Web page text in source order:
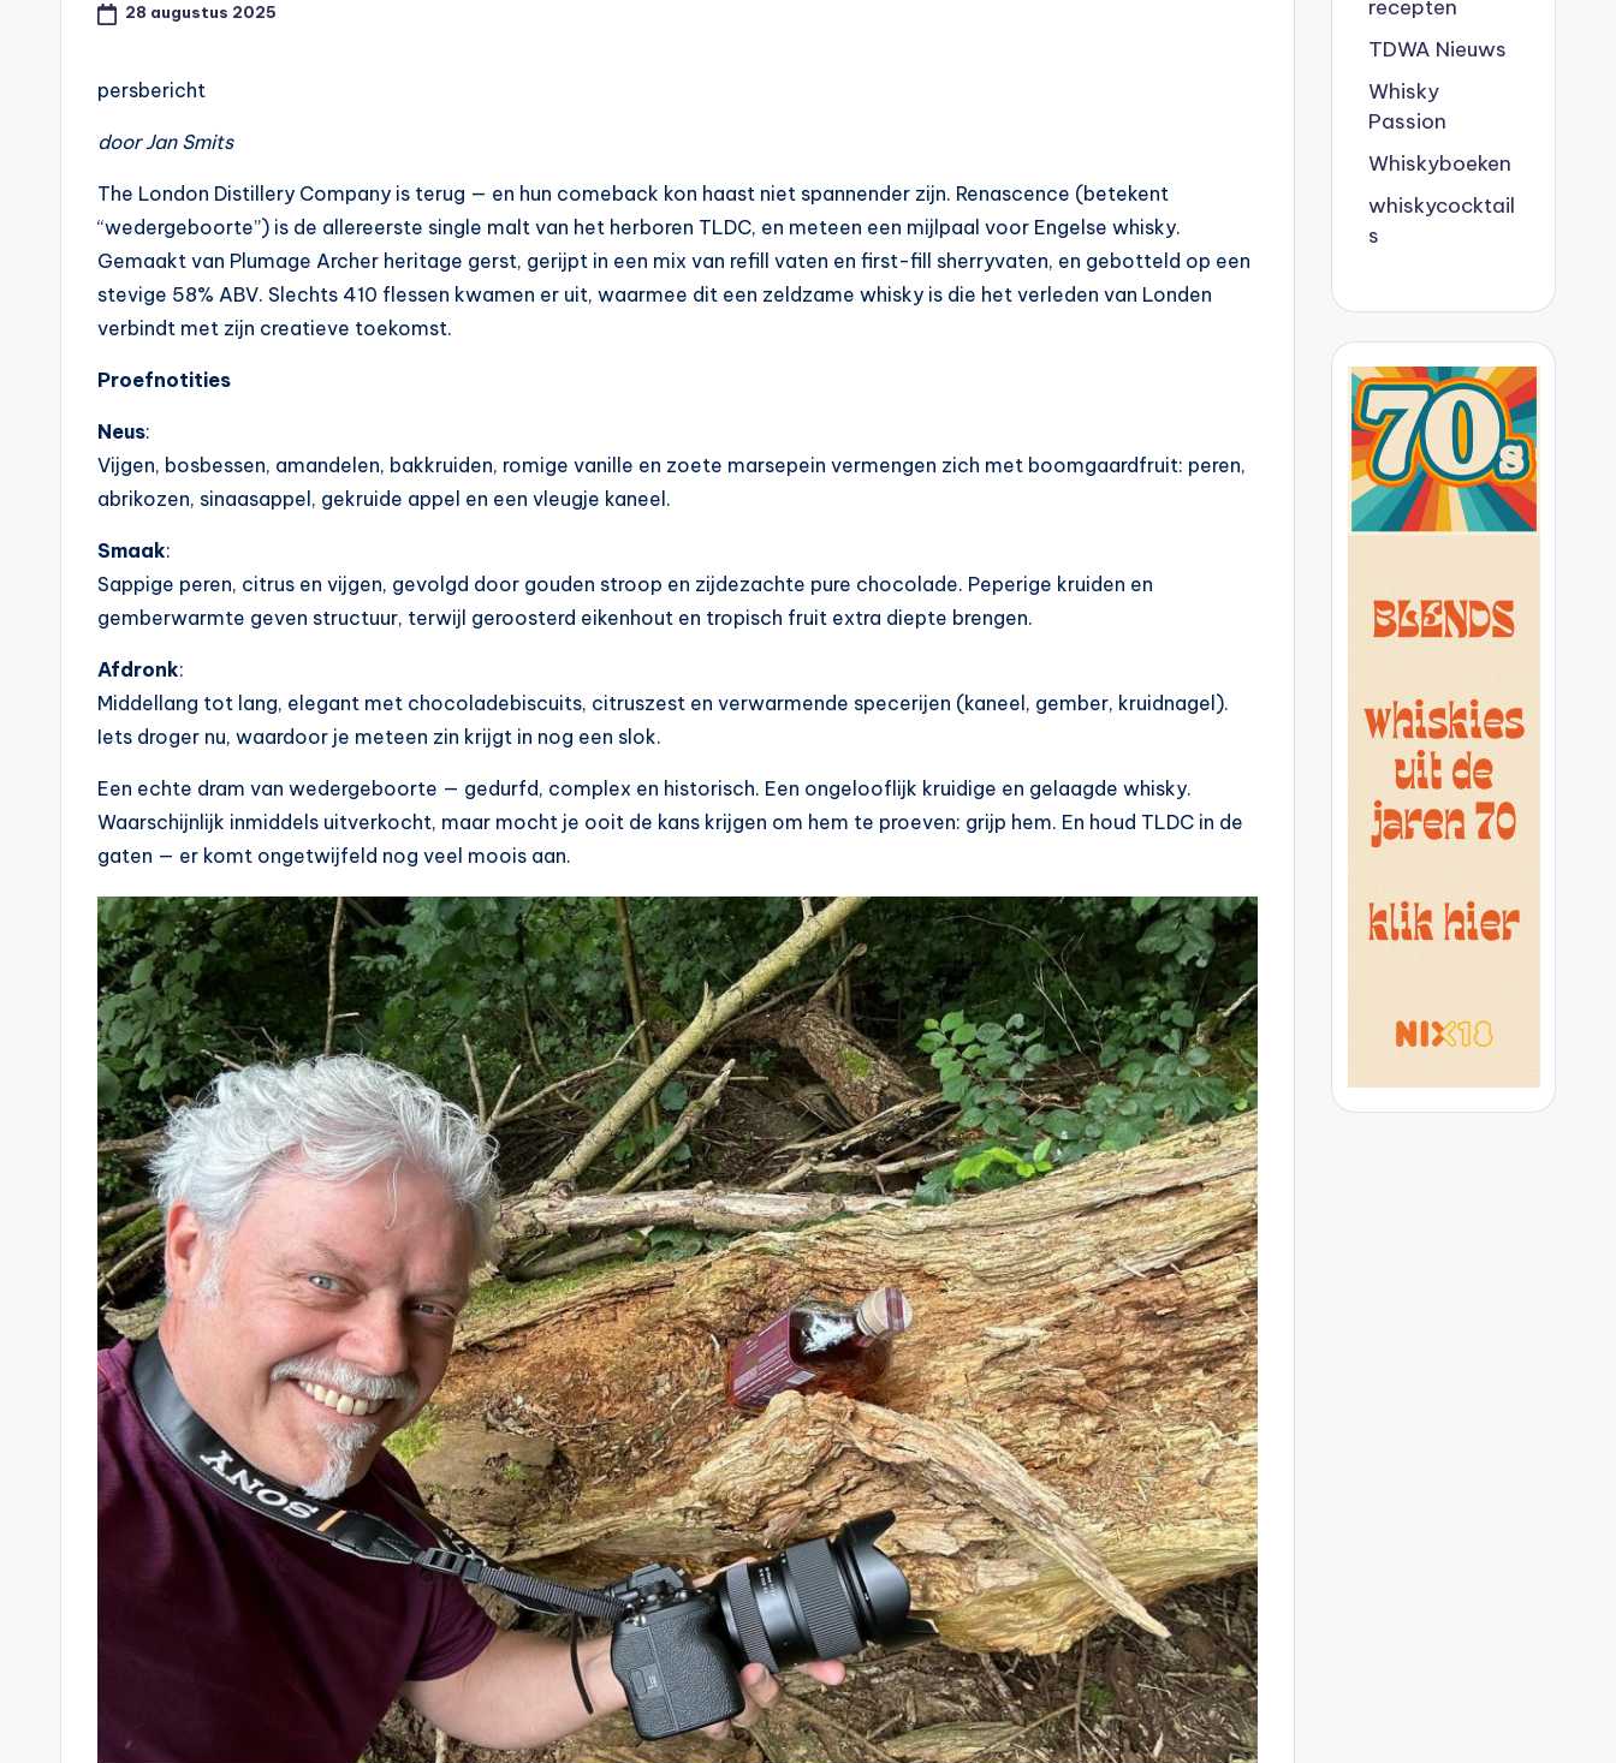
28 augustus 2025
persbericht
door Jan Smits
The London Distillery Company is terug — en hun comeback kon haast niet spannender zijn. Renascence (betekent
“wedergeboorte”) is de allereerste single malt van het herboren TLDC, en meteen een mijlpaal voor Engelse whisky.
Gemaakt van Plumage Archer heritage gerst, gerijpt in een mix van refill vaten en first-fill sherryvaten, en gebotteld op een
stevige 58% ABV. Slechts 410 flessen kwamen er uit, waarmee dit een zeldzame whisky is die het verleden van Londen
verbindt met zijn creatieve toekomst.
Proefnotities
Neus:
Vijgen, bosbessen, amandelen, bak­kruiden, romige vanille en zoete marsepein vermengen zich met boomgaardfruit: peren,
abrikozen, sinaasappel, gekruide appel en een vleugje kaneel.
Smaak:
Sappige peren, citrus en vijgen, gevolgd door gouden stroop en zijdezachte pure chocolade. Peperige kruiden en
gemberwarmte geven structuur, terwijl geroosterd eikenhout en tropisch fruit extra diepte brengen.
Afdronk:
Middellang tot lang, elegant met chocoladebiscuits, citruszest en verwarmende specerijen (kaneel, gember, kruidnagel).
Iets droger nu, waardoor je meteen zin krijgt in nog een slok.
Een echte dram van wedergeboorte — gedurfd, complex en historisch. Een ongelooflijk kruidige en gelaagde whisky.
Waarschijnlijk inmiddels uitverkocht, maar mocht je ooit de kans krijgen om hem te proeven: grijp hem. En houd TLDC in de
gaten — er komt ongetwijfeld nog veel moois aan.
recepten
TDWA Nieuws
Whisky
Passion
Whiskyboeken
whiskycocktail
s